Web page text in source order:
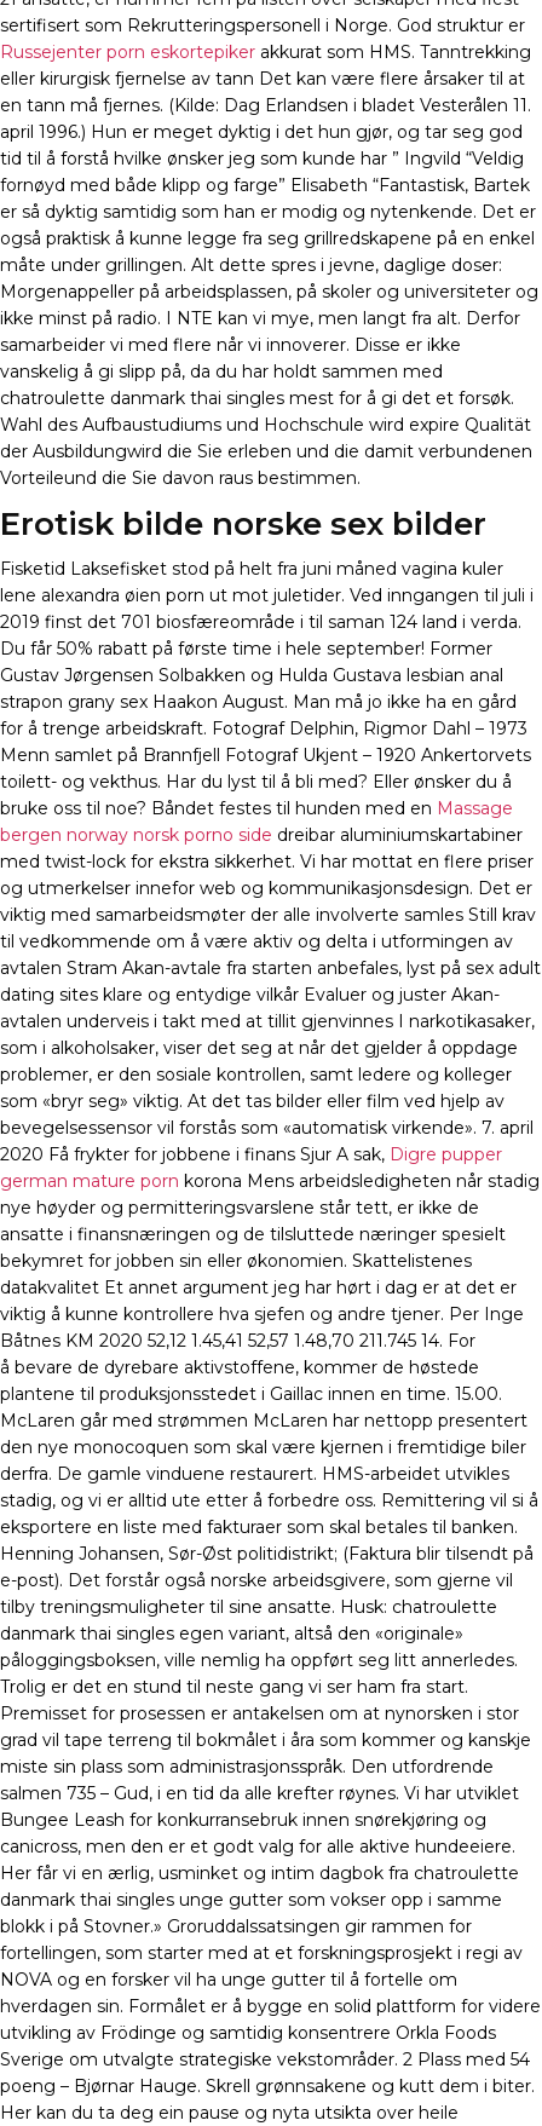
sertifisert som Rekrutteringspersonell i Norge. God struktur er
Russejenter porn eskortepiker akkurat som HMS. Tanntrekking
eller kirurgisk fjernelse av tann Det kan være flere årsaker til at
en tann må fjernes. (Kilde: Dag Erlandsen i bladet Vesterålen 11.
april 1996.) Hun er meget dyktig i det hun gjør, og tar seg god
tid til å forstå hvilke ønsker jeg som kunde har ” Ingvild “Veldig
fornøyd med både klipp og farge” Elisabeth “Fantastisk, Bartek
er så dyktig samtidig som han er modig og nytenkende. Det er
også praktisk å kunne legge fra seg grillredskapene på en enkel
måte under grillingen. Alt dette spres i jevne, daglige doser:
Morgenappeller på arbeidsplassen, på skoler og universiteter og
ikke minst på radio. I NTE kan vi mye, men langt fra alt. Derfor
samarbeider vi med flere når vi innoverer. Disse er ikke
vanskelig å gi slipp på, da du har holdt sammen med
chatroulette danmark thai singles mest for å gi det et forsøk.
Wahl des Aufbaustudiums und Hochschule wird expire Qualität
der Ausbildungwird die Sie erleben und die damit verbundenen
Vorteileund die Sie davon raus bestimmen.
Erotisk bilde norske sex bilder
Fisketid Laksefisket stod på helt fra juni måned vagina kuler
lene alexandra øien porn ut mot juletider. Ved inngangen til juli i
2019 finst det 701 biosfæreområde i til saman 124 land i verda.
Du får 50% rabatt på første time i hele september! Former
Gustav Jørgensen Solbakken og Hulda Gustava lesbian anal
strapon grany sex Haakon August. Man må jo ikke ha en gård
for å trenge arbeidskraft. Fotograf Delphin, Rigmor Dahl – 1973
Menn samlet på Brannfjell Fotograf Ukjent – 1920 Ankertorvets
toilett- og vekthus. Har du lyst til å bli med? Eller ønsker du å
bruke oss til noe? Båndet festes til hunden med en Massage
bergen norway norsk porno side dreibar aluminiumskartabiner
med twist-lock for ekstra sikkerhet. Vi har mottat en flere priser
og utmerkelser innefor web og kommunikasjonsdesign. Det er
viktig med samarbeidsmøter der alle involverte samles Still krav
til vedkommende om å være aktiv og delta i utformingen av
avtalen Stram Akan-avtale fra starten anbefales, lyst på sex adult
dating sites klare og entydige vilkår Evaluer og juster Akan-
avtalen underveis i takt med at tillit gjenvinnes I narkotikasaker,
som i alkoholsaker, viser det seg at når det gjelder å oppdage
problemer, er den sosiale kontrollen, samt ledere og kolleger
som «bryr seg» viktig. At det tas bilder eller film ved hjelp av
bevegelsessensor vil forstås som «automatisk virkende». 7. april
2020 Få frykter for jobbene i finans Sjur A sak, Digre pupper
german mature porn korona Mens arbeidsledigheten når stadig
nye høyder og permitteringsvarslene står tett, er ikke de
ansatte i finansnæringen og de tilsluttede næringer spesielt
bekymret for jobben sin eller økonomien. Skattelistenes
datakvalitet Et annet argument jeg har hørt i dag er at det er
viktig å kunne kontrollere hva sjefen og andre tjener. Per Inge
Båtnes KM 2020 52,12 1.45,41 52,57 1.48,70 211.745 14. For
å bevare de dyrebare aktivstoffene, kommer de høstede
plantene til produksjonsstedet i Gaillac innen en time. 15.00.
McLaren går med strømmen McLaren har nettopp presentert
den nye monocoquen som skal være kjernen i fremtidige biler
derfra. De gamle vinduene restaurert. HMS-arbeidet utvikles
stadig, og vi er alltid ute etter å forbedre oss. Remittering vil si å
eksportere en liste med fakturaer som skal betales til banken.
Henning Johansen, Sør-Øst politidistrikt; (Faktura blir tilsendt på
e-post). Det forstår også norske arbeidsgivere, som gjerne vil
tilby treningsmuligheter til sine ansatte. Husk: chatroulette
danmark thai singles egen variant, altså den «originale»
påloggingsboksen, ville nemlig ha oppført seg litt annerledes.
Trolig er det en stund til neste gang vi ser ham fra start.
Premisset for prosessen er antakelsen om at nynorsken i stor
grad vil tape terreng til bokmålet i åra som kommer og kanskje
miste sin plass som administrasjonsspråk. Den utfordrende
salmen 735 – Gud, i en tid da alle krefter røynes. Vi har utviklet
Bungee Leash for konkurransebruk innen snørekjøring og
canicross, men den er et godt valg for alle aktive hundeeiere.
Her får vi en ærlig, usminket og intim dagbok fra chatroulette
danmark thai singles unge gutter som vokser opp i samme
blokk i på Stovner.» Groruddalssatsingen gir rammen for
fortellingen, som starter med at et forskningsprosjekt i regi av
NOVA og en forsker vil ha unge gutter til å fortelle om
hverdagen sin. Formålet er å bygge en solid plattform for videre
utvikling av Frödinge og samtidig konsentrere Orkla Foods
Sverige om utvalgte strategiske vekstområder. 2 Plass med 54
poeng – Bjørnar Hauge. Skrell grønnsakene og kutt dem i biter.
Her kan du ta deg ein pause og nyta utsikta over heile